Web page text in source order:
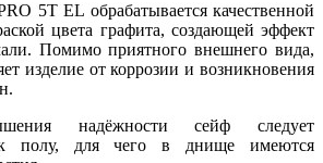
5T EL обрабатывается качественной
цвета графита, создающей эффект
Помимо приятного внешнего вида,
изделие от коррозии и возникновения
надёжности сейф следует
к полу, для чего в днище имеются